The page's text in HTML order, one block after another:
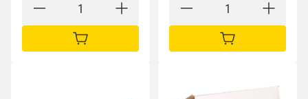
IN DEN WARENKORB IN DEN WARENKORB